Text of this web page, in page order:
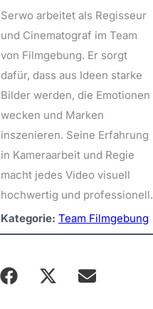
Serwo arbeitet als Regisseur
und Cinematograf im Team
von Filmgebung. Er sorgt
dafür, dass aus Ideen starke
Bilder werden, die Emotionen
wecken und Marken
inszenieren. Seine Erfahrung
in Kameraarbeit und Regie
macht jedes Video visuell
hochwertig und professionell.
Kategorie: Team Filmgebung